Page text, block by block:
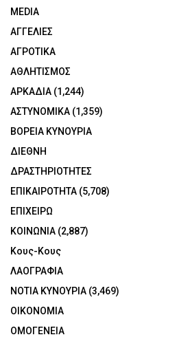
MEDIA
ΑΓΓΕΛΙΕΣ
ΑΓΡΟΤΙΚΑ
ΑΘΛΗΤΙΣΜΟΣ
ΑΡΚΑΔΙΑ (1,244)
ΑΣΤΥΝΟΜΙΚΑ (1,359)
ΒΟΡΕΙΑ ΚΥΝΟΥΡΙΑ
ΔΙΕΘΝΗ
ΔΡΑΣΤΗΡΙΟΤΗΤΕΣ
ΕΠΙΚΑΙΡΟΤΗΤΑ (5,708)
ΕΠΙΧΕΙΡΩ
ΚΟΙΝΩΝΙΑ (2,887)
Κους-Κους
ΛΑΟΓΡΑΦΙΑ
ΝΟΤΙΑ ΚΥΝΟΥΡΙΑ (3,469)
ΟΙΚΟΝΟΜΙΑ
ΟΜΟΓΕΝΕΙΑ